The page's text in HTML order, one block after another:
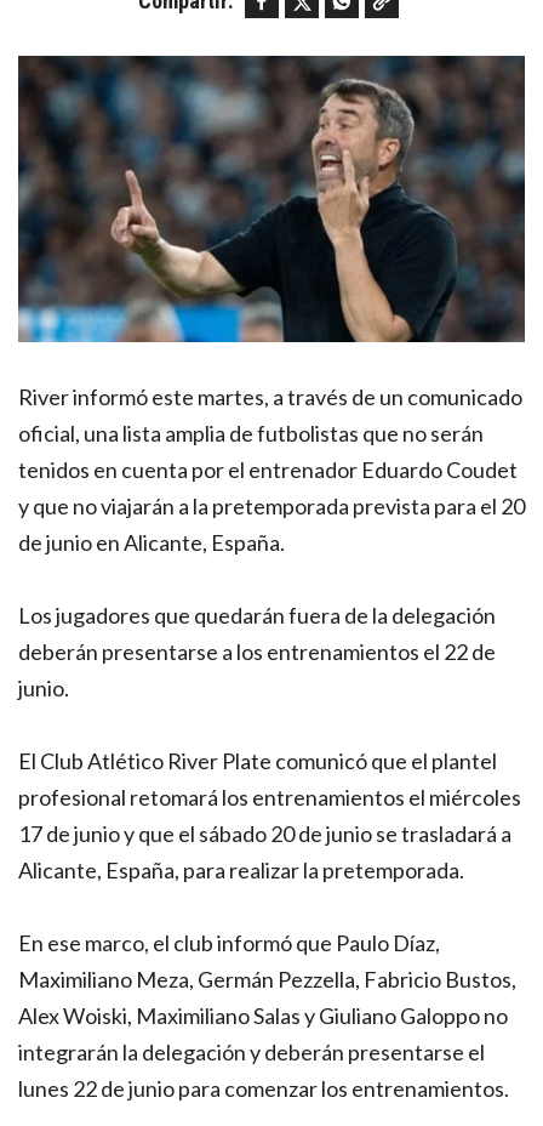
River informó este martes, a través de un comunicado
oficial, una lista amplia de futbolistas que no serán
tenidos en cuenta por el entrenador Eduardo Coudet
y que no viajarán a la pretemporada prevista para el 20
de junio en Alicante, España.
Los jugadores que quedarán fuera de la delegación
deberán presentarse a los entrenamientos el 22 de
junio.
El Club Atlético River Plate comunicó que el plantel
profesional retomará los entrenamientos el miércoles
17 de junio y que el sábado 20 de junio se trasladará a
Alicante, España, para realizar la pretemporada.
En ese marco, el club informó que Paulo Díaz,
Maximiliano Meza, Germán Pezzella, Fabricio Bustos,
Alex Woiski, Maximiliano Salas y Giuliano Galoppo no
integrarán la delegación y deberán presentarse el
lunes 22 de junio para comenzar los entrenamientos.